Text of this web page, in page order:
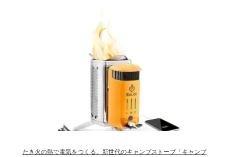
たき火の熱で電気をつくる。新世代のキャンプストーブ「キャンプ